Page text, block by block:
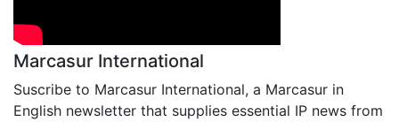
Marcasur International
Suscribe to Marcasur International, a Marcasur in
English newsletter that supplies essential IP news from